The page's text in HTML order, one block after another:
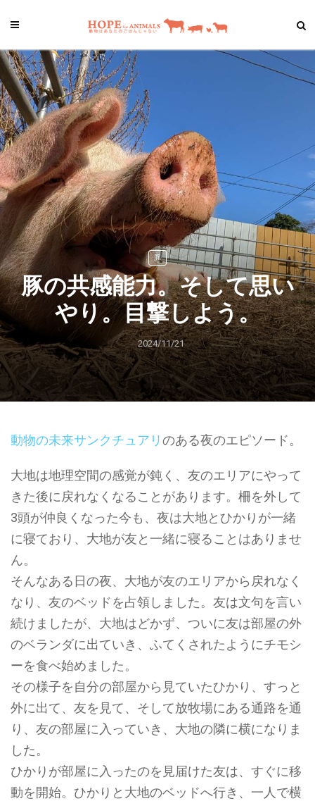
豚
豚の共感能力。そして思い
やり。目撃しよう。
2024/11/21
動物の未来サンクチュアリのある夜のエピソード。
大地は地理空間の感覚が鈍く、友のエリアにやって
きた後に戻れなくなることがあります。柵を外して
3頭が仲良くなった今も、夜は大地とひかりが一緒
に寝ており、大地が友と一緒に寝ることはありませ
ん。
そんなある日の夜、大地が友のエリアから戻れなく
なり、友のベッドを占領しました。友は文句を言い
続けましたが、大地はどかず、ついに友は部屋の外
のベランダに出ていき、ふてくされたようにチモシ
ーを食べ始めました。
その様子を自分の部屋から見ていたひかり、すっと
外に出て、友を見て、そして放牧場にある通路を通
り、友の部屋に入っていき、大地の隣に横になりま
した。
ひかりが部屋に入ったのを見届けた友は、すぐに移
動を開始。ひかりと大地のベッドへ行き、一人で横